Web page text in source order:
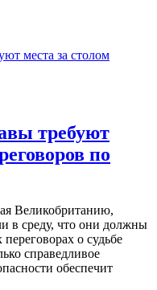
требуют
по
Великобританию,
в среду, что они должны
о судьбе
справедливое
обеспечит